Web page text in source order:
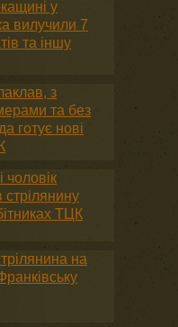
у
вилучили 7
та іншу
з
та без
готує нові
чоловік
стрілянину
ТЦК
на